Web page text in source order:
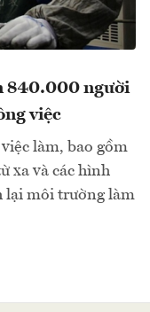
840.000 người
việc
làm, bao gồm
xa và các hình
lại môi trường làm